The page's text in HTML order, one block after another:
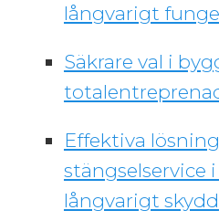
långvarigt
Säkrare val i
Effektiva
stängselservice
långvarigt skydd